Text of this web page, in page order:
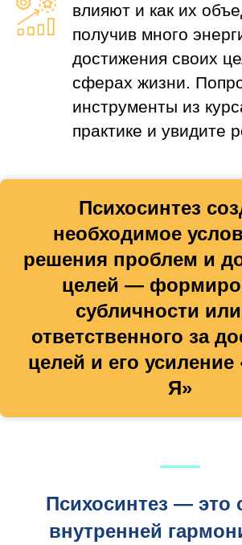
влияют и как их
получив много
достижения своих
сферах жизни.
инструменты из
практике и увидите
Психосинтез
необходимое
решения проблем и
целей —
субличности
ответственного за
целей и его
Я»
Психосинтез — это
внутренней